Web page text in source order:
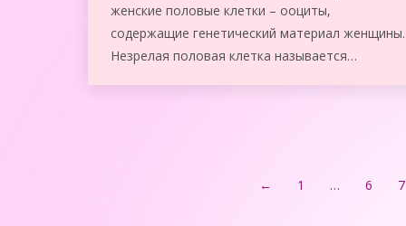
женские половые клетки – ооциты,
содержащие генетический материал женщины.
Незрелая половая клетка называется…
← 1 … 6 7